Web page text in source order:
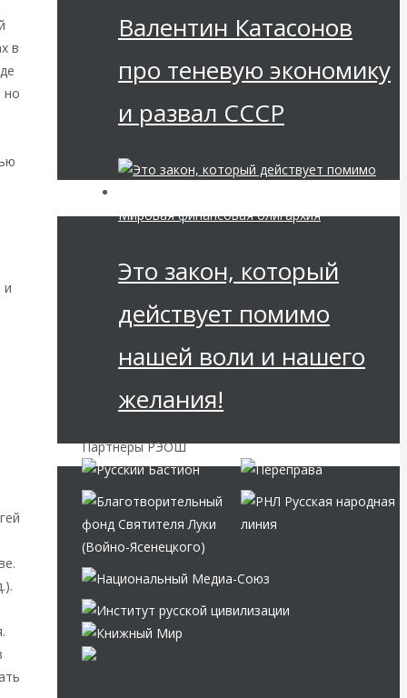
в
но
и
Валентин Катасонов
про теневую экономику
и развал СССР
Мировая финансовая олигархия
Это закон, который
действует помимо
нашей воли и нашего
желания!
Партнёры РЭОШ